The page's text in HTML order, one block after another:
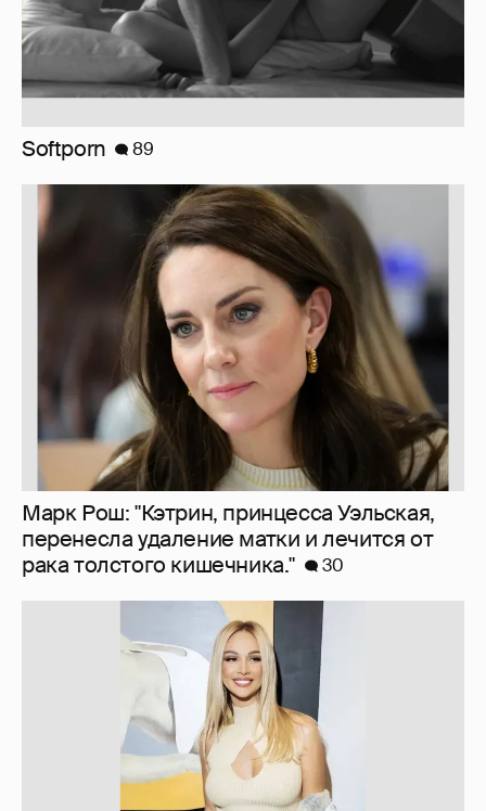
Softporn 89
Марк Рош: "Кэтрин, принцесса Уэльская,
перенесла удаление матки и лечится от
рака толстого кишечника."
30